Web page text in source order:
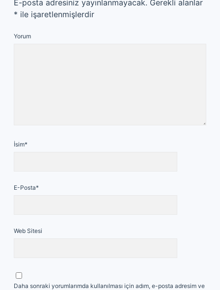
E-posta adresiniz yayınlanmayacak. Gerekli alanlar
* ile işaretlenmişlerdir
Yorum
İsim*
E-Posta*
Web Sitesi
Daha sonraki yorumlarımda kullanılması için adım, e-posta adresim ve